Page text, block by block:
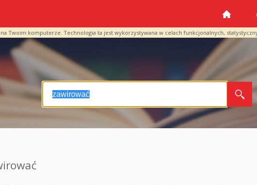
Twoim komputerze. Technologia ta jest wykorzystywana w celach funkcjonalnych,